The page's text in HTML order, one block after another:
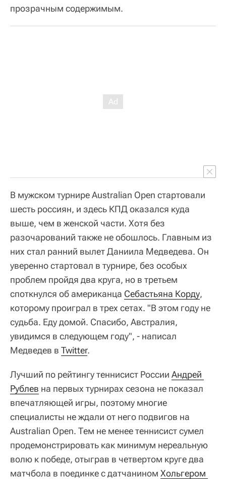
прозрачным содержимым.
В мужском турнире Australian Open стартовали
шесть россиян, и здесь КПД оказался куда
выше, чем в женской части. Хотя без
разочарований также не обошлось. Главным из
них стал ранний вылет Даниила Медведева. Он
уверенно стартовал в турнире, без особых
проблем пройдя два круга, но в третьем
споткнулся об американца Себастьяна Корду,
которому проиграл в трех сетах. "В этом году не
судьба. Еду домой. Спасибо, Австралия,
увидимся в следующем году", - написал
Медведев в Twitter.
Лучший по рейтингу теннисист России Андрей
Рублев на первых турнирах сезона не показал
впечатляющей игры, поэтому многие
специалисты не ждали от него подвигов на
Australian Open. Тем не менее теннисист сумел
продемонстрировать как минимум нереальную
волю к победе, отыграв в четвертом круге два
матчбола в поединке с датчанином Хольгером